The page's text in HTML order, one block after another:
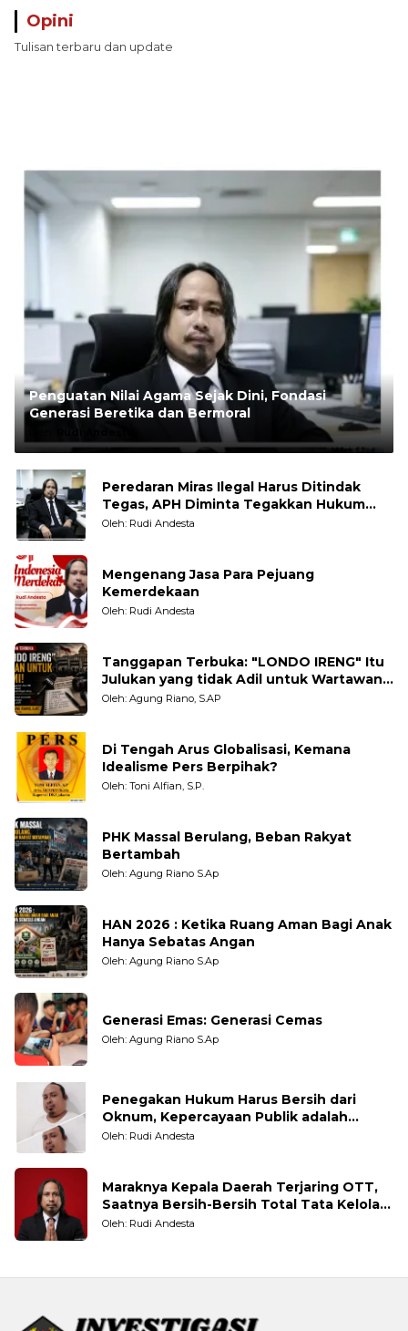
Opini
Tulisan terbaru dan update
Penguatan Nilai Agama Sejak Dini, Fondasi
Generasi Beretika dan Bermoral
Rudi Andesta
Peredaran Miras Ilegal Harus Ditindak
Tegas, APH Diminta Tegakkan Hukum
Tanpa Pandang Bulu
Oleh: Rudi Andesta
Mengenang Jasa Para Pejuang
Kemerdekaan
Oleh: Rudi Andesta
Tanggapan Terbuka: "LONDO IRENG" Itu
Julukan yang tidak Adil untuk Wartawan,
Pengamat dan LSM
Oleh: Agung Riano, S.AP
Di Tengah Arus Globalisasi, Kemana
Idealisme Pers Berpihak?
Oleh: Toni Alfian, S.P.
PHK Massal Berulang, Beban Rakyat
Bertambah
Oleh: Agung Riano S.Ap
HAN 2026 : Ketika Ruang Aman Bagi Anak
Hanya Sebatas Angan
Oleh: Agung Riano S.Ap
Generasi Emas: Generasi Cemas
Oleh: Agung Riano S.Ap
Penegakan Hukum Harus Bersih dari
Oknum, Kepercayaan Publik adalah
Taruhannya
Oleh: Rudi Andesta
Maraknya Kepala Daerah Terjaring OTT,
Saatnya Bersih-Bersih Total Tata Kelola
Pemerintahan
Oleh: Rudi Andesta